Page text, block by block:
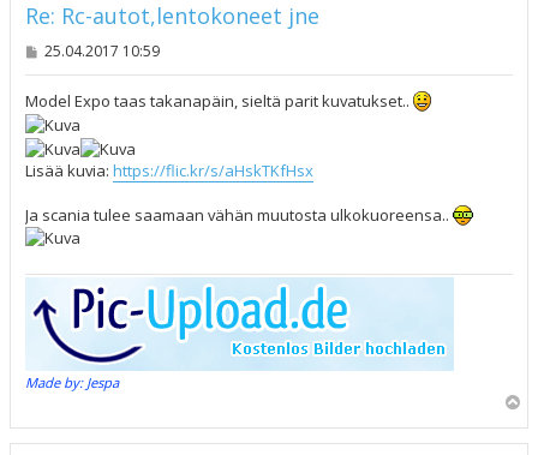
Re: Rc-autot,lentokoneet jne
V
s
t
i
25.04.2017 10:59
Model Expo taas takanapäin, sieltä parit kuvatukset..
Lisää kuvia: https://flic.kr/s/aHskTKfHsx
Ja scania tulee saamaan vähän muutosta ulkokuoreensa..
Made by: Jespa
l
ö